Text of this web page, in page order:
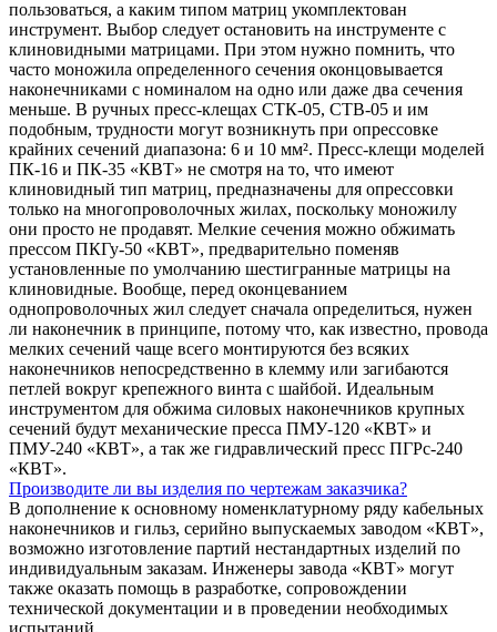
пользоваться, а каким типом матриц укомплектован
инструмент. Выбор следует остановить на инструменте с
клиновидными матрицами. При этом нужно помнить, что
часто моножила определенного сечения оконцовывается
наконечниками с номиналом на одно или даже два сечения
меньше. В ручных пресс-клещах СТК-05, СТВ-05 и им
подобным, трудности могут возникнуть при опрессовке
крайних сечений диапазона: 6 и 10 мм². Пресс-клещи моделей
ПК-16 и ПК-35 «КВТ» не смотря на то, что имеют
клиновидный тип матриц, предназначены для опрессовки
только на многопроволочных жилах, поскольку моножилу
они просто не продавят. Мелкие сечения можно обжимать
прессом ПКГу-50 «КВТ», предварительно поменяв
установленные по умолчанию шестигранные матрицы на
клиновидные. Вообще, перед оконцеванием
однопроволочных жил следует сначала определиться, нужен
ли наконечник в принципе, потому что, как известно, провода
мелких сечений чаще всего монтируются без всяких
наконечников непосредственно в клемму или загибаются
петлей вокруг крепежного винта с шайбой. Идеальным
инструментом для обжима силовых наконечников крупных
сечений будут механические пресса ПМУ-120 «КВТ» и
ПМУ-240 «КВТ», а так же гидравлический пресс ПГРс-240
«КВТ».
Производите ли вы изделия по чертежам заказчика?
В дополнение к основному номенклатурному ряду кабельных
наконечников и гильз, серийно выпускаемых заводом «КВТ»,
возможно изготовление партий нестандартных изделий по
индивидуальным заказам. Инженеры завода «КВТ» могут
также оказать помощь в разработке, сопровождении
технической документации и в проведении необходимых